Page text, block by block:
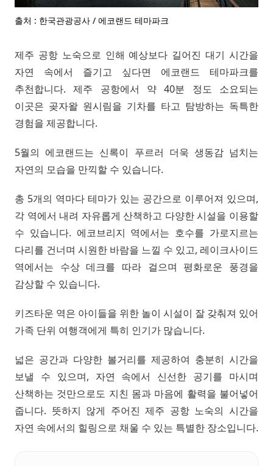
출처 : 한국관광공사 / 에코랜드 테마파크
제주 공항 노숙으로 인해 예상보다 길어진 대기 시간을
자연 속에서 즐기고 싶다면 에코랜드 테마파크를
추천합니다. 제주 공항에서 약 40분 정도 소요되는
이곳은 곶자왈 원시림을 기차를 타고 탐방하는 독특한
경험을 제공합니다.
5월의 에코랜드는 신록이 푸르러 더욱 생동감 넘치는
자연의 모습을 만끽할 수 있습니다.
총 5개의 역마다 테마가 있는 공간으로 이루어져 있으며,
각 역에서 내려 자유롭게 산책하고 다양한 시설을 이용할
수 있습니다. 에코브리지 역에서는 호수를 가로지르는
다리를 건너며 시원한 바람을 느낄 수 있고, 레이크사이드
역에서는 수상 데크를 따라 걸으며 평화로운 풍경을
감상할 수 있습니다.
키즈타운 역은 아이들을 위한 놀이 시설이 잘 갖춰져 있어
가족 단위 여행객에게 특히 인기가 많습니다.
넓은 공간과 다양한 볼거리를 제공하여 충분히 시간을
보낼 수 있으며, 자연 속에서 신선한 공기를 마시며
산책하는 것만으로도 지친 몸과 마음에 활력을 불어넣어
줍니다. 뜻하지 않게 주어진 제주 공항 노숙의 시간을
자연 속에서의 힐링으로 채울 수 있는 특별한 장소입니다.